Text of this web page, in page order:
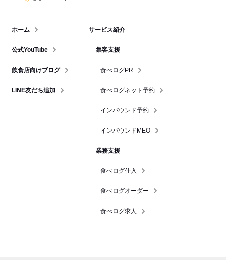
ホーム
公式YouTube
飲食店向けブログ
LINE友だち追加
サービス紹介
集客支援
食べログPR
食べログネット予約
インバウンド予約
インバウンドMEO
業務支援
食べログ仕入
食べログオーダー
食べログ求人